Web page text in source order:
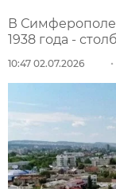
В
1938 года -
10:47 02.07.2026